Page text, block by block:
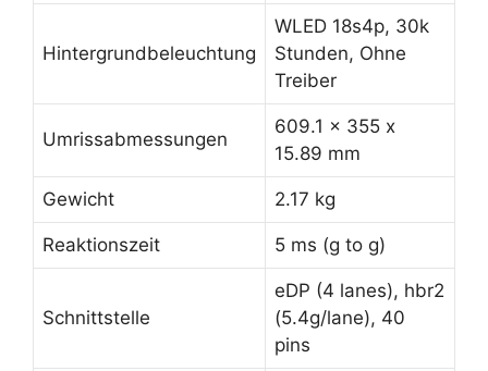
Hintergrundbeleuchtung
WLED 18s4p, 30k
Stunden, Ohne
Treiber
Umrissabmessungen
609.1 x 355 x
15.89 mm
Gewicht 2.17 kg
Reaktionszeit 5 ms (g to g)
Schnittstelle
eDP (4 lanes), hbr2
(5.4g/lane), 40
pins